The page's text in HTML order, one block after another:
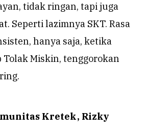
tidak ringan, tapi juga
Seperti lazimnya SKT. Rasa
hanya saja, ketika
Miskin, tenggorokan
Kretek, Rizky